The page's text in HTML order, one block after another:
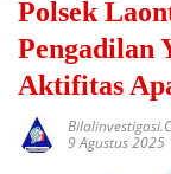
Polsek
Pengadilan
Aktifitas
9 Agustus 2025